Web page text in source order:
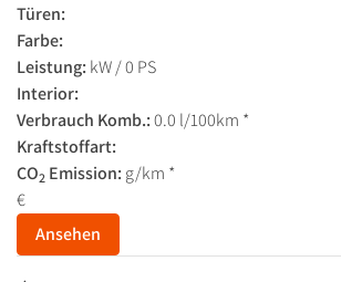
Türen:
Farbe:
Leistung: kW / 0 PS
Interior:
Verbrauch Komb.:0.0 l/100km *
Kraftstoffart:
CO2 Emission: g/km *
€
Ansehen